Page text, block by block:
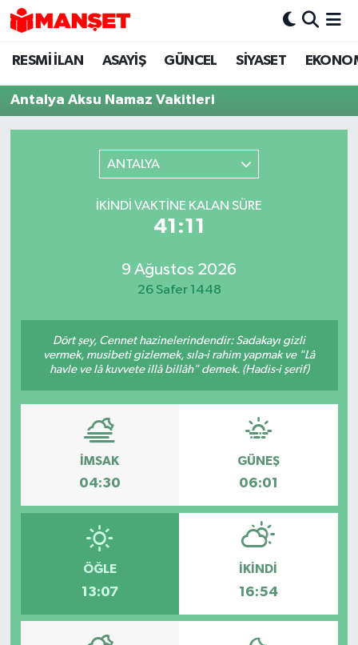
RESMİ İLAN ASAYİŞ GÜNCEL SİYASET
Antalya Aksu Namaz Vakitleri
ANTALYA
İKINDI VAKTINE KALAN SÜRE
41:11
9 Ağustos 2026
26 Safer 1448
Dört şey, Cennet hazinelerindendir: Sadakayı gizli
vermek, musibeti gizlemek, sıla-i rahim yapmak ve "Lâ
havle ve lâ kuvvete illâ billâh" demek. (Hadis-i şerif)
İMSAK
04:30
GÜNEŞ
06:01
ÖĞLE
13:07
İKINDI
16:54
Hava Durumu
Trafik Durumu
Tüm Manşetler
Son Dakika Haberleri